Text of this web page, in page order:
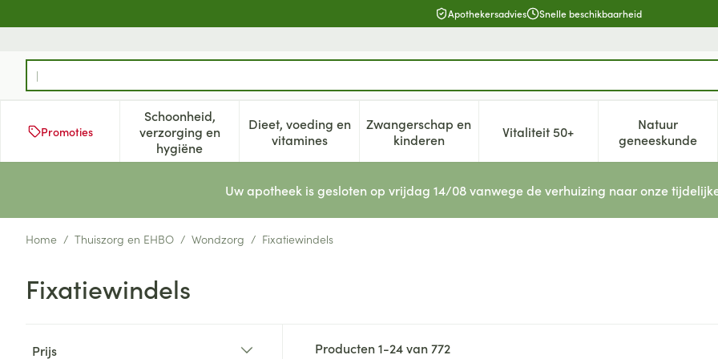
Apothekersadvies Snelle beschikbaarheid
Product, merk, categorie...
Promoties
Schoonheid,
verzorging en
hygiëne
Toon submenu voor Schoonheid, verzorging en hygiëne categorie
Dieet, voeding en
vitaminesToon submenu voor Dieet, voeding en vitamines categorie
Zwangerschap en
kinderenToon submenu voor Zwangerschap en kinderen
Vitaliteit 50+Toon submenu voor Vitaliteit
Natuur
geneeskunde
Toon
Uw apotheek is gesloten op vrijdag 14/08 vanwege de verhuizing naar onze
Home / Thuiszorg en EHBO / Wondzorg / Fixatiewindels
Fixatiewindels
Prijs
Producten1-24van772